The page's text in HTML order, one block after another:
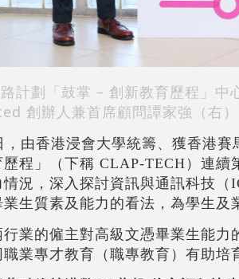
計劃「鼓掌 – 創新教育歷程」
創辦人兼首席顧問譚家強（右）
由香港浸會大學統籌、獲香港賽
程」（下稱 CLAP-TECH）連
況，深入探討資訊與通訊科技
生質素及能力的看法，為學生及
業的僱主對高級文憑畢業生能
業專才教育（職專教育）有助培